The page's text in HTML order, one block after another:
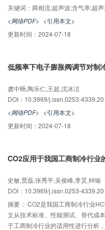
kg/(m2·s)下的超声衰减谱及矩形窄
度）。实验结果表明：一定质量
下的超声衰减系数增大，D50值增
流量的增大，D50值减小，尺寸分
的干度较理论值偏大，干度较小
关键词： 两相流;超声波;含气率;超
<网络PDF> <引用本文>
更新时间： 2024-07-18
低频率下电子膨胀阀调节对制
虞中旸,陶乐仁,王超,沈冰洁
DOI：10.3969/j.issn.0253-
<网络PDF> <引用本文>
更新时间： 2024-07-18
CO2应用于我国工商制冷行业
史敏,贾磊,张秀平,吴俊峰,李炅,钟瑜
DOI：10.3969/j.issn.0253-
摘要： CO2是我国工商制冷行业
文从技术标准、性能测试、替代成
于工商制冷行业的适用性进行分析